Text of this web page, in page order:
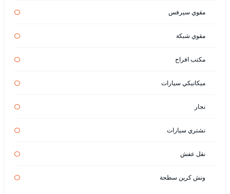
مقوي سيرفس
مقوي شبكة
مكتب افراح
ميكانيكي سيارات
نجار
نشتري سيارات
نقل عفش
ونش كرين سطحة